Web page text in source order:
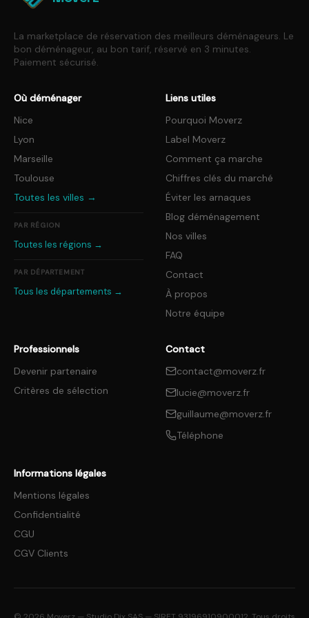
La marketplace de réservation des meilleurs déménageurs. Le
bon déménageur, au bon tarif, réservé en 3 minutes.
Paiement sécurisé.
Où déménager
Nice
Lyon
Marseille
Toulouse
Toutes les villes →
PAR RÉGION
Toutes les régions →
PAR DÉPARTEMENT
Tous les départements →
Liens utiles
Pourquoi Moverz
Label Moverz
Comment ça marche
Chiffres clés du marché
Éviter les arnaques
Blog déménagement
Nos villes
FAQ
Contact
À propos
Notre équipe
Professionnels
Devenir partenaire
Critères de sélection
Contact
contact@moverz.fr
lucie@moverz.fr
guillaume@moverz.fr
Téléphone
Informations légales
Mentions légales
Confidentialité
CGU
CGV Clients